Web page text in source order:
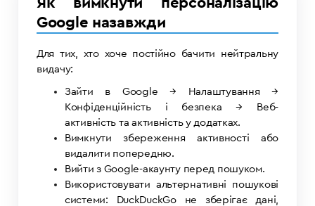
Google назавжди
Для тих, хто хоче постійно бачити нейтральну
видачу:
Зайти в Google → Налаштування →
Конфіденційність і безпека → Веб-
активність та активність у додатках.
Вимкнути збереження активності або
видалити попередню.
Вийти з Google-акаунту перед пошуком.
Використовувати альтернативні пошукові
системи: DuckDuckGo не зберігає дані,